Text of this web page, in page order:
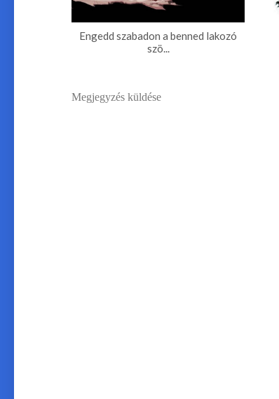
Engedd szabadon a benned lakozó
szö...
Megjegyzés küldése